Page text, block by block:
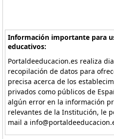
Información importante para
educativos:
Portaldeeducacion.es realiza
recopilación de datos para
precisa acerca de los
privados como públicos de
algún error en la información
relevantes de la Institución, le
mail a